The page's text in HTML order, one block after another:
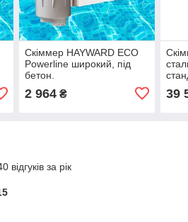
Скіммер HAYWARD ECO
Powerline широкий, під
бетон.
2 964₴ 39
за рік